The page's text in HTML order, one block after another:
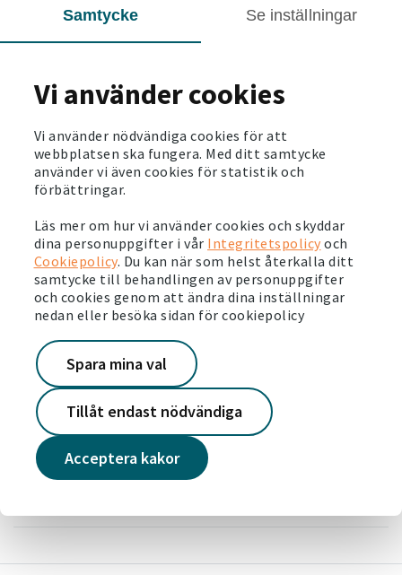
Samtycke Se inställningar
Vi använder cookies
Vi använder nödvändiga cookies för att
webbplatsen ska fungera. Med ditt samtycke
använder vi även cookies för statistik och
förbättringar.
Läs mer om hur vi använder cookies och skyddar
dina personuppgifter i vår Integritetspolicy och
Cookiepolicy. Du kan när som helst återkalla ditt
samtycke till behandlingen av personuppgifter
och cookies genom att ändra dina inställningar
nedan eller besöka sidan för cookiepolicy
Acceptera kakor
Spara mina val
Tillåt endast nödvändiga
Stora energiinvesteringar och ny spännande
teknik i Märsta
2026-06-03
Så här ser vi på hållbarhet. Läs vår
hållbarhetsberättelse
Läs mer
2026-05-28
Svensk pensionsfond investerar en miljard för
stärkta boendemiljöer
Läs mer
2026-05-26
Det är dags för årets Järvavecka
Läs mer
2026-05-19
Victoriahemdagen – skapar stolthet och
framtidstro